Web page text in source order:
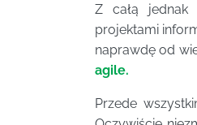
Z całą jednak
projektami
naprawdę od
agile.
Przede